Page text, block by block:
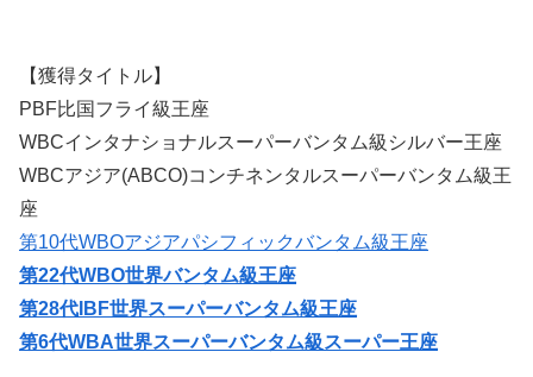
【獲得タイトル】
PBF比国フライ級王座
WBCインタナショナルスーパーバンタム級シルバー王座
WBCアジア(ABCO)コンチネンタルスーパーバンタム級王
座
第10代WBOアジアパシフィックバンタム級王座
第22代WBO世界バンタム級王座
第28代IBF世界スーパーバンタム級王座
第6代WBA世界スーパーバンタム級スーパー王座